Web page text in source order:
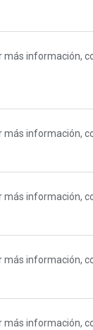
más información,
más información,
más información,
más información,
más información,